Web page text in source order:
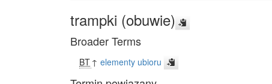
trampki (obuwie)
Broader Terms
BT ↑elementy ubioru